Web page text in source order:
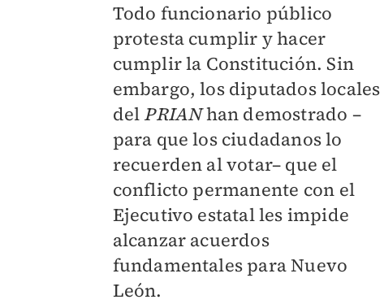
Todo funcionario público
protesta cumplir y hacer
cumplir la Constitución. Sin
embargo, los diputados locales
del PRIANhan demostrado –
para que los ciudadanos lo
recuerden al votar– que el
conflicto permanente con el
Ejecutivo estatal les impide
alcanzar acuerdos
fundamentales para Nuevo
León.